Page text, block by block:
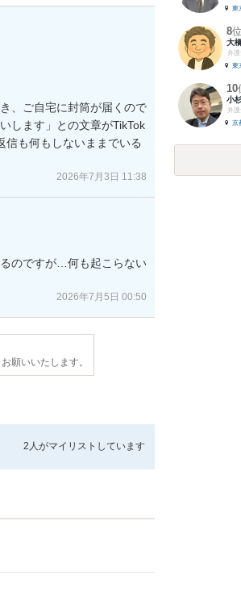
、ご自宅に封筒が届くので
します」との文章がTikTok
信も何もしないままでいる
2026年7月3日 11:38
のですが…何も起こらない
2026年7月5日 00:50
願いいたします。
2人がマイリストしています
東
8位
大
弁
東
10
小
弁
京